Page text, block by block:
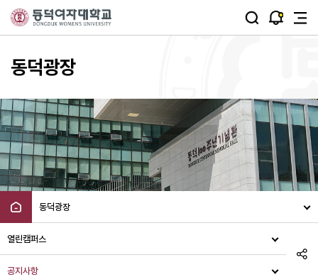
주메뉴 바로가기
본문 바로가기
동덕광장
동덕광장
열린캠퍼스
공지사항
공지사항